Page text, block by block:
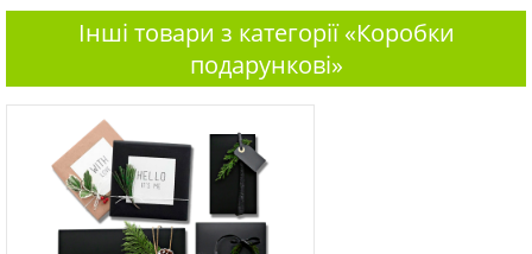
Інші товари з категорії «Коробки
подарункові»